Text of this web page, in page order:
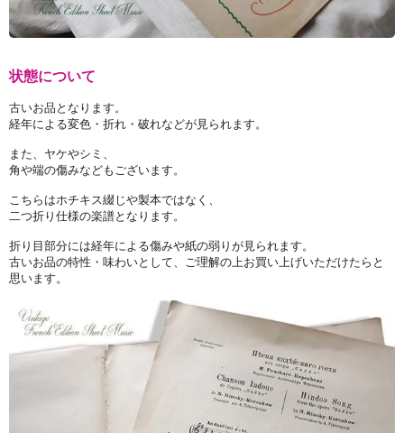
状態について
古いお品となります。
経年による変色・折れ・破れなどが見られます。
また、ヤケやシミ、
角や端の傷みなどもございます。
こちらはホチキス綴じや製本ではなく、
二つ折り仕様の楽譜となります。
折り目部分には経年による傷みや紙の弱りが見られます。
古いお品の特性・味わいとして、ご理解の上お買い上げいただけたらと
思います。